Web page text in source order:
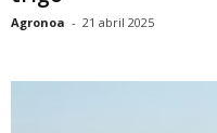
Agronoa - 21 abril 2025